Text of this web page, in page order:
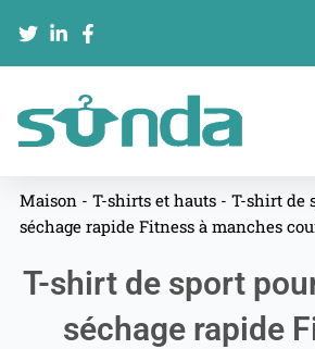
contenu
Maison - T-shirts et hauts- T-shirt de
séchage rapide Fitness à manches
T-shirt de sport
séchage rapide